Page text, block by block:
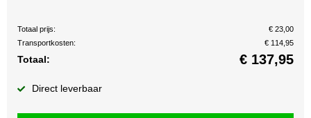
Totaal prijs:
€ 23,00
Transportkosten:
€ 114,95
Totaal: € 137,95
Direct leverbaar